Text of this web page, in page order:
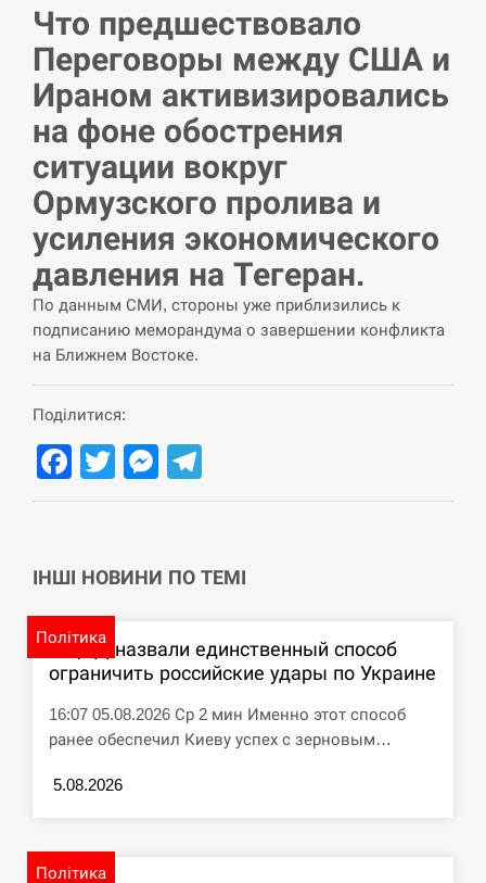
СЕРПЕНЬ
12:53
США обсуждают лицензии на Patriot для
Украины, несмотря на сомнения…
СЕРПЕНЬ
12:40
Латвія готова направити до 20 військових для
розблокування Ормузької протоки
СЕРПЕНЬ
12:23
Силы обороны поразили российскую
переправу, склады и другие важные объекты…
12:10
У США зафіксували рекордний спалах
циклоспорозу, захворіли понад 10 тисяч…
11:53
Под огнем “Эпицентр”, ROZETKA и “Новая
СЕРПЕНЬ
11:40
левиці
Что предшествовало
Переговоры между США и
Ираном активизировались
на фоне обострения
ситуации вокруг
Ормузского пролива и
усиления экономического
давления на Тегеран.
По данным СМИ, стороны уже приблизились к
подписанию меморандума о завершении конфликта
на Ближнем Востоке.
Поділитися:
Facebook
TwitterMessenger
ІНШІ НОВИНИ ПО ТЕМІ
Політика
В ЦПД назвали единственный способ
ограничить российские удары по Украине
16:07 05.08.2026 Ср 2 мин Именно этот способ
ранее обеспечил Киеву успех с зерновым…
5.08.2026
Політика